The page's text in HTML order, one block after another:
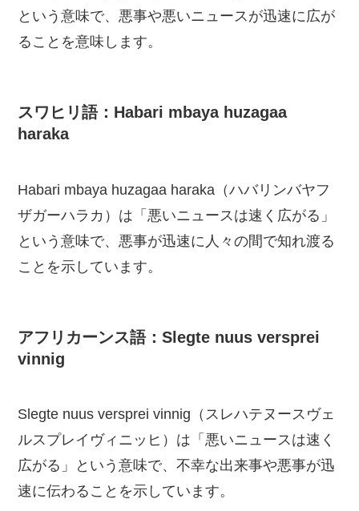
という意味で、悪事や悪いニュースが迅速に広が
ることを意味します。
スワヒリ語：Habari mbaya huzagaa
haraka
Habari mbaya huzagaa haraka（ハバリンバヤフ
ザガーハラカ）は「悪いニュースは速く広がる」
という意味で、悪事が迅速に人々の間で知れ渡る
ことを示しています。
アフリカーンス語：Slegte nuus versprei
vinnig
Slegte nuus versprei vinnig（スレハテヌースヴェ
ルスプレイヴィニッヒ）は「悪いニュースは速く
広がる」という意味で、不幸な出来事や悪事が迅
速に伝わることを示しています。